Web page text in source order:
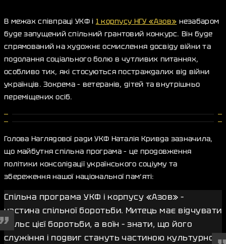
В межах співпраці УКФ і 1 корпусу НГУ «Азов» незабаром
буде запущений спільний грантовий конкурс. Він буде
спрямований на художнє осмислення досвіду війни та
подолання соціального болю в чутливих питаннях,
особливо тих, які стосуються постраждалих від війни
українців. Зокрема – ветеранів, дітей та внутрішньо
переміщених осіб.
Голова Наглядової ради УКФ Наталія Кривда зазначила,
що майбутня спільна програма – це продовження
політики консолідації українського соціуму та
збереження нашої національної пам’яті:
Спільна програма УКФ і корпусу «Азов» –
частина спільної боротьби. Митець має відчувати
пульс цієї боротьби, а воїн – знати, що його
служіння і подвиг стануть частиною культурної